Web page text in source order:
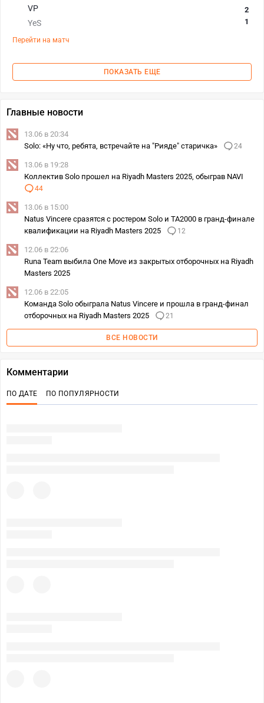
VP
YeS
2
1
Перейти на матч
ПОКАЗАТЬ ЕЩЕ
Главные новости
13.06 в 20:34
Solo: «Ну что, ребята, встречайте на "Рияде" старичка»
24
13.06 в 19:28
Коллектив Solo прошел на Riyadh Masters 2025, обыграв NAVI
44
13.06 в 15:00
Natus Vincere сразятся с ростером Solo и TA2000 в гранд-финале
квалификации на Riyadh Masters 2025
12
12.06 в 22:06
Runa Team выбила One Move из закрытых отборочных на Riyadh
Masters 2025
12.06 в 22:05
Команда Solo обыграла Natus Vincere и прошла в гранд-финал
отборочных на Riyadh Masters 2025
21
ВСЕ НОВОСТИ
Комментарии
ПО ДАТЕ ПО ПОПУЛЯРНОСТИ